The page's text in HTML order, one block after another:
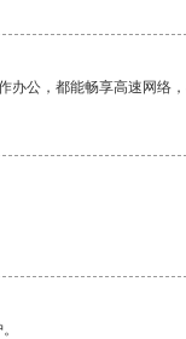
公，都能畅享高速网络，